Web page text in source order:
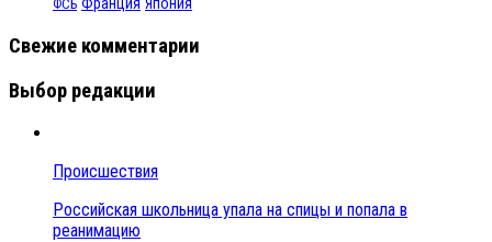
ФСБ
Свежие комментарии
Выбор редакции
Происшествия
Российская школьница упала на спицы и попала в
реанимацию